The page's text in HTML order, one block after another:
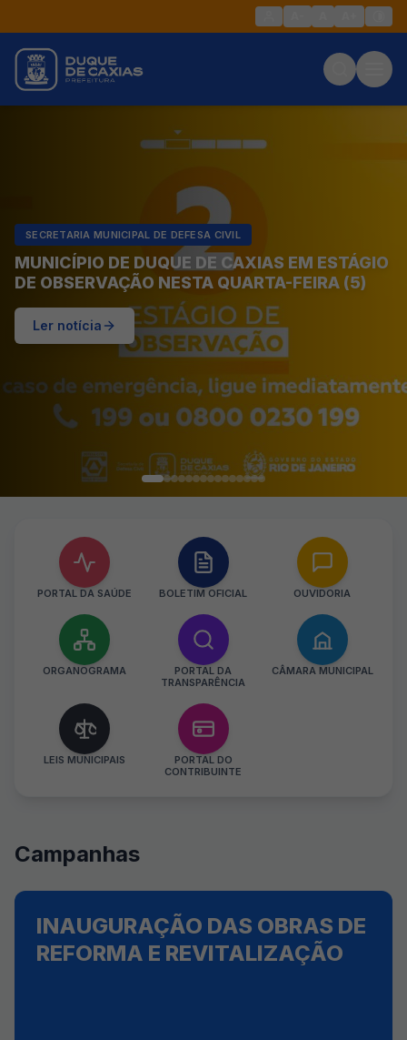
SECRETARIA MUNICIPAL DE DEFESA CIVIL
MUNICÍPIO DE DUQUE DE CAXIAS EM ESTÁGIO
DE OBSERVAÇÃO NESTA QUARTA-FEIRA (5)
Ler notícia
PORTAL DA SAÚDE BOLETIM OFICIAL OUVIDORIA
ORGANOGRAMA
PORTAL DA
TRANSPARÊNCIA
CÂMARA MUNICIPAL
LEIS MUNICIPAIS
PORTAL DO
CONTRIBUINTE
Campanhas
INAUGURAÇÃO DAS OBRAS DE
REFORMA E REVITALIZAÇÃO